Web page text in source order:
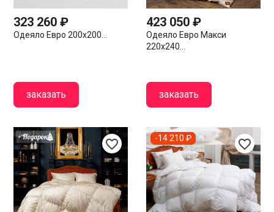
323 260 ₽
Одеяло Евро 200х200...
заказать
423 050 ₽
Одеяло Евро Макси
220х240...
заказать
favorite_border favorite_border
-14 210 ₽